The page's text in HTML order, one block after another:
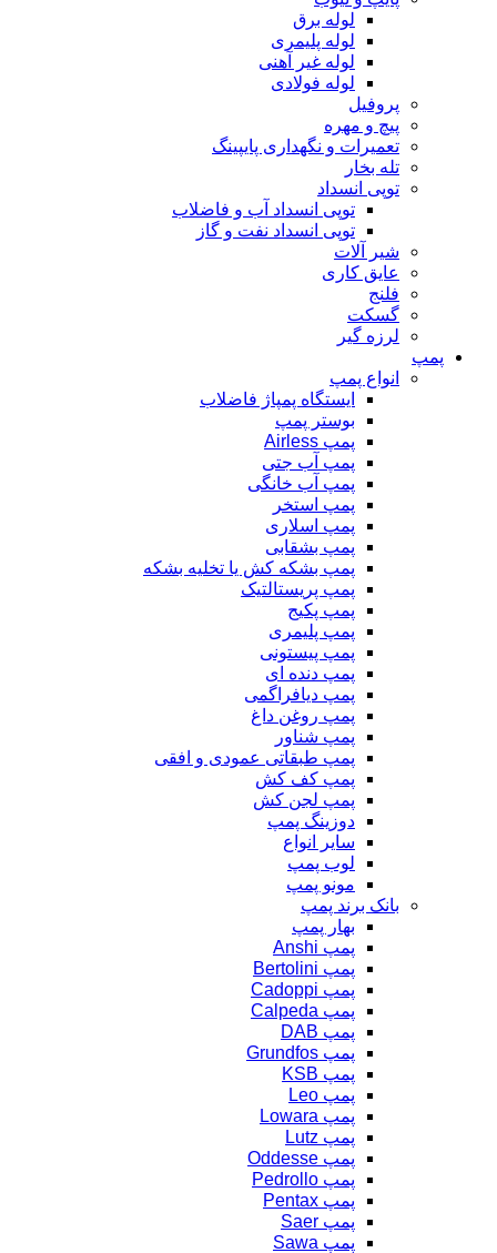
لوله برق
لوله پلیمری
لوله غیر آهنی
لوله فولادی
پروفیل
پیچ و مهره
تعمیرات و نگهداری پایپینگ
تله بخار
توپی انسداد
توپی انسداد آب و فاضلاب
توپی انسداد نفت و گاز
شیر آلات
عایق کاری
فلنج
گسکت
لرزه گیر
پمپ
انواع پمپ
ایستگاه پمپاژ فاضلاب
بوستر پمپ
پمپ Airless
پمپ آب جتی
پمپ آب خانگی
پمپ استخر
پمپ اسلاری
پمپ بشقابی
پمپ بشکه کش یا تخلیه بشکه
پمپ پریستالتیک
پمپ پکیج
پمپ پلیمری
پمپ پیستونی
پمپ دنده ای
پمپ دیافراگمی
پمپ روغن داغ
پمپ شناور
پمپ طبقاتی عمودی و افقی
پمپ کف کش
پمپ لجن کش
دوزینگ پمپ
سایر انواع
لوب پمپ
مونو پمپ
بانک برند پمپ
بهار پمپ
پمپ Anshi
پمپ Bertolini
پمپ Cadoppi
پمپ Calpeda
پمپ DAB
پمپ Grundfos
پمپ KSB
پمپ Leo
پمپ Lowara
پمپ Lutz
پمپ Oddesse
پمپ Pedrollo
پمپ Pentax
پمپ Saer
پمپ Sawa